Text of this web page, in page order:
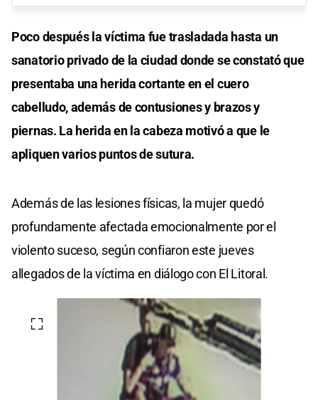
Poco después la víctima fue trasladada hasta un
sanatorio privado de la ciudad donde se constató que
presentaba una herida cortante en el cuero
cabelludo, además de contusiones y brazos y
piernas. La herida en la cabeza motivó a que le
apliquen varios puntos de sutura.
Además de las lesiones físicas, la mujer quedó
profundamente afectada emocionalmente por el
violento suceso, según confiaron este jueves
allegados de la víctima en diálogo con El Litoral.